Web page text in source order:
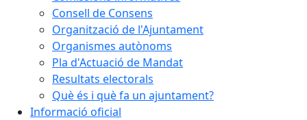
Consell de Consens
Organització de l'Ajuntament
Organismes autònoms
Pla d'Actuació de Mandat
Resultats electorals
Què és i què fa un ajuntament?
Informació oficial